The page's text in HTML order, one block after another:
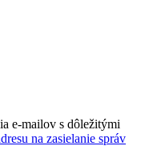
e-mailov s dôležitými
na zasielanie správ